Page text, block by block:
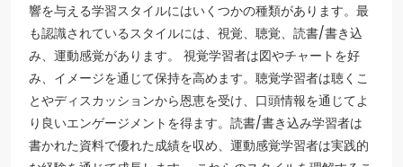
響を与える学習スタイルにはいくつかの種類があります。最
も認識されているスタイルには、視覚、聴覚、読書/書き込
み、運動感覚があります。 視覚学習者は図やチャートを好
み、イメージを通じて保持を高めます。聴覚学習者は聴くこ
とやディスカッションから恩恵を受け、口頭情報を通じてよ
り良いエンゲージメントを得ます。読書/書き込み学習者は
書かれた資料で優れた成績を収め、運動感覚学習者は実践的